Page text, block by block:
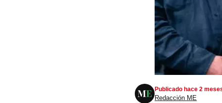
Publicado hace 2
Redacción ME